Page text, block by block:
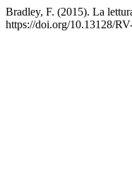
Bradley, F. (2015). La
https://doi.org/10.13128/